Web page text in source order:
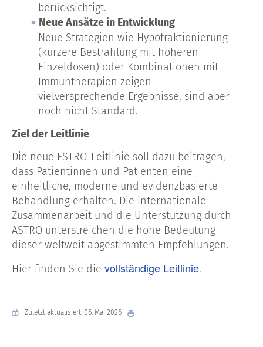
berücksichtigt.
Neue Ansätze in Entwicklung
Neue Strategien wie Hypofraktionierung
(kürzere Bestrahlung mit höheren
Einzeldosen) oder Kombinationen mit
Immuntherapien zeigen
vielversprechende Ergebnisse, sind aber
noch nicht Standard.
Ziel der Leitlinie
Die neue ESTRO-Leitlinie soll dazu beitragen,
dass Patientinnen und Patienten eine
einheitliche, moderne und evidenzbasierte
Behandlung erhalten. Die internationale
Zusammenarbeit und die Unterstützung durch
ASTRO unterstreichen die hohe Bedeutung
dieser weltweit abgestimmten Empfehlungen.
Hier finden Sie die vollständige Leitlinie.
Zuletzt aktualisiert: 06. Mai 2026